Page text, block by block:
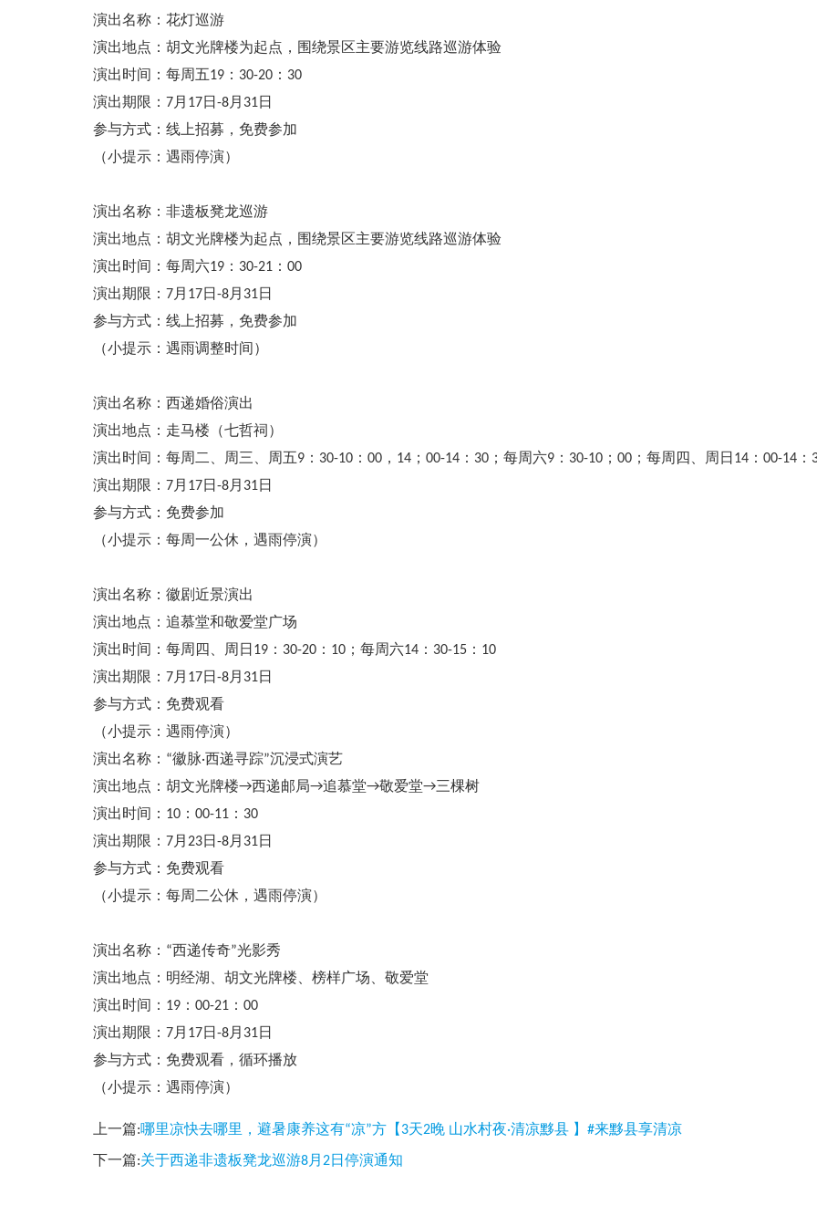
演出名称：花灯巡游
演出地点：胡文光牌楼为起点，围绕景区主要游览线路巡游体验
演出时间：每周五19：30-20：30
演出期限：7月17日-8月31日
参与方式：线上招募，免费参加
（小提示：遇雨停演）
演出名称：非遗板凳龙巡游
演出地点：胡文光牌楼为起点，围绕景区主要游览线路巡游体验
演出时间：每周六19：30-21：00
演出期限：7月17日-8月31日
参与方式：线上招募，免费参加
（小提示：遇雨调整时间）
演出名称：西递婚俗演出
演出地点：走马楼（七哲祠）
演出时间：每周二、周三、周五9：30-10：00，14；00-14：30；每周六9：30-10；00；每周四、周日14：00-14：
演出期限：7月17日-8月31日
参与方式：免费参加
（小提示：每周一公休，遇雨停演）
演出名称：徽剧近景演出
演出地点：追慕堂和敬爱堂广场
演出时间：每周四、周日19：30-20：10；每周六14：30-15：10
演出期限：7月17日-8月31日
参与方式：免费观看
（小提示：遇雨停演）
演出名称：“徽脉·西递寻踪”沉浸式演艺
演出地点：胡文光牌楼→西递邮局→追慕堂→敬爱堂→三棵树
演出时间：10：00-11：30
演出期限：7月23日-8月31日
参与方式：免费观看
（小提示：每周二公休，遇雨停演）
演出名称：“西递传奇”光影秀
演出地点：明经湖、胡文光牌楼、榜样广场、敬爱堂
演出时间：19：00-21：00
演出期限：7月17日-8月31日
参与方式：免费观看，循环播放
（小提示：遇雨停演）
上一篇:哪里凉快去哪里，避暑康养这有“凉”方【3天2晚 山水村夜·清凉黟县 】#来黟县享清凉
下一篇:关于西递非遗板凳龙巡游8月2日停演通知